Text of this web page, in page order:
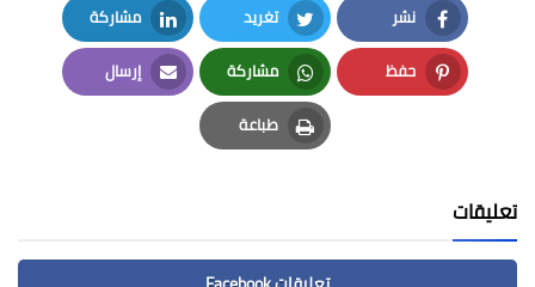
نشر
Facebook
تغريد
Twitter
مشاركة
LinkedIn
حفظ
Pinterest
مشاركة
Whatsapp
إرسال
Email
طباعة
Print
تعليقات